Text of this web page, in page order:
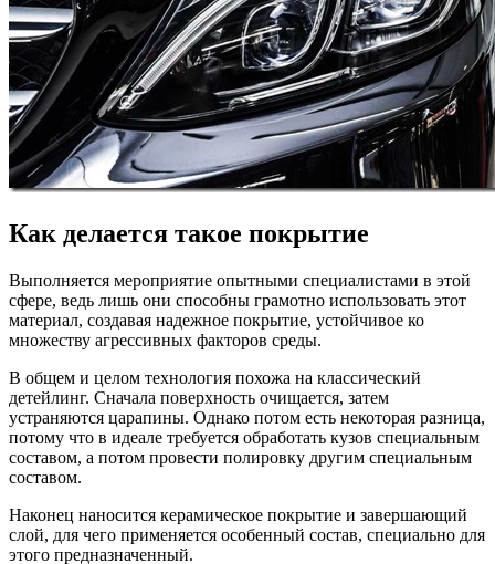
Как делается такое покрытие
Выполняется мероприятие опытными специалистами в этой
сфере, ведь лишь они способны грамотно использовать этот
материал, создавая надежное покрытие, устойчивое ко
множеству агрессивных факторов среды.
В общем и целом технология похожа на классический
детейлинг. Сначала поверхность очищается, затем
устраняются царапины. Однако потом есть некоторая разница,
потому что в идеале требуется обработать кузов специальным
составом, а потом провести полировку другим специальным
составом.
Наконец наносится керамическое покрытие и завершающий
слой, для чего применяется особенный состав, специально для
этого предназначенный.